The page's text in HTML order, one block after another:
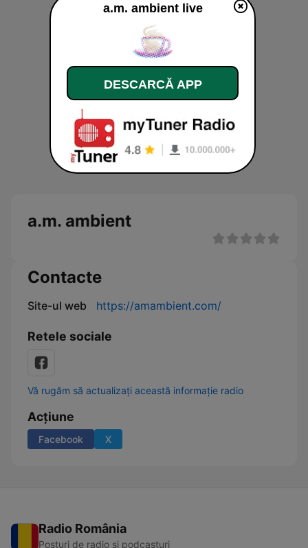
a.m. ambient
Contacte
Site-ul web https://amambient.com/
Retele sociale
Vă rugăm să actualizați această informație radio
Acțiune
Facebook X
Radio România
Posturi de radio și podcasturi
a.m. ambient live
DESCARCĂ APP